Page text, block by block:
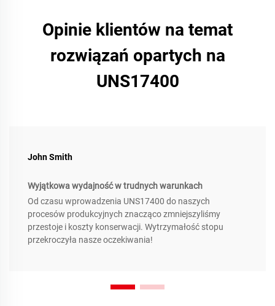
Opinie klientów na temat
rozwiązań opartych na
UNS17400
John Smith
Wyjątkowa wydajność w trudnych warunkach
Od czasu wprowadzenia UNS17400 do naszych
procesów produkcyjnych znacząco zmniejszyliśmy
przestoje i koszty konserwacji. Wytrzymałość stopu
przekroczyła nasze oczekiwania!